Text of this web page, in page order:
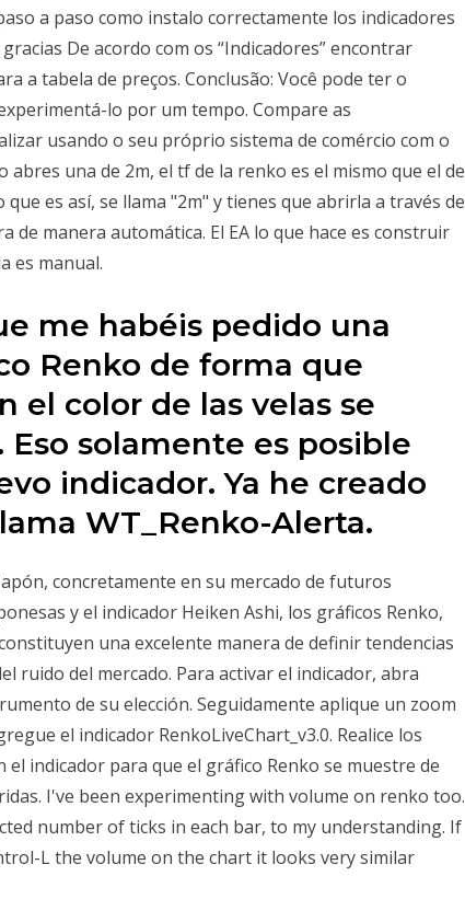
a paso como instalo correctamente los indicadores
De acordo com os “Indicadores” encontrar
a tabela de preços. Conclusão: Você pode ter o
lo por um tempo. Compare as
usando o seu próprio sistema de comércio com o
abres una de 2m, el tf de la renko es el mismo que el de
que es así, se llama "2m" y tienes que abrirla a través de
de manera automática. El EA lo que hace es construir
es manual.
me habéis pedido una
Renko de forma que
el color de las velas se
solamente es posible
indicador. Ya he creado
WT_Renko-Alerta.
concretamente en su mercado de futuros
y el indicador Heiken Ashi, los gráficos Renko,
una excelente manera de definir tendencias
ruido del mercado. Para activar el indicador, abra
de su elección. Seguidamente aplique un zoom
el indicador RenkoLiveChart_v3.0. Realice los
indicador para que el gráfico Renko se muestre de
I've been experimenting with volume on renko too.
number of ticks in each bar, to my understanding. If
L the volume on the chart it looks very similar